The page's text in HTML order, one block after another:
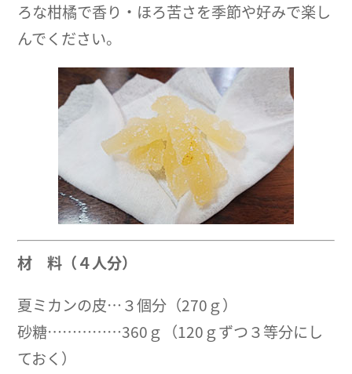
ろな柑橘で香り・ほろ苦さを季節や好みで楽し
んでください。
材 料（４人分）
夏ミカンの皮…３個分（270ｇ）
砂糖……………360ｇ（120ｇずつ３等分にし
ておく）